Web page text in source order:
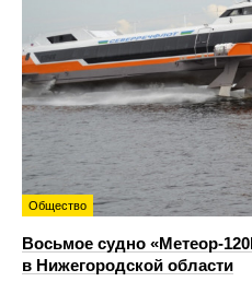
Общество
Восьмое судно «Метеор-
в Нижегородской области